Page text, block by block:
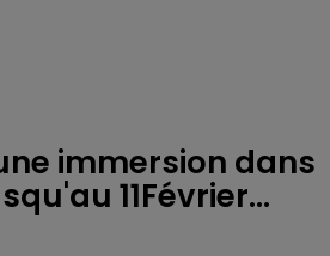
immersion dans
11Février...